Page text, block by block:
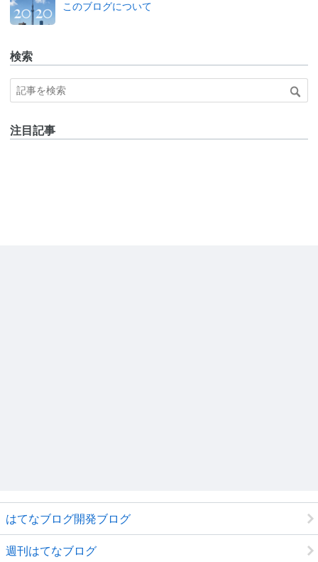
このブログについて
検索
注目記事
はてなブログ開発ブログ
週刊はてなブログ